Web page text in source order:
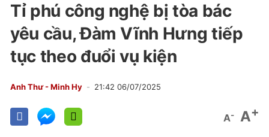
Tỉ phú công nghệ bị tòa bác
yêu cầu, Đàm Vĩnh Hưng tiếp
tục theo đuổi vụ kiện
Anh Thư - Minh Hy 21:42 06/07/2025
A- A+